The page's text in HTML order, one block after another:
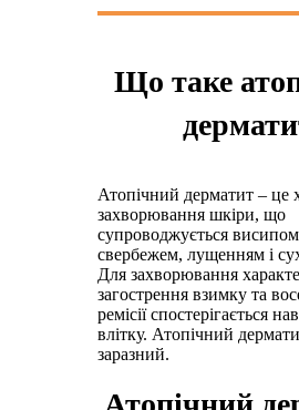
Що таке
Атопічний дерматит – це
захворювання шкіри, що
супроводжується
свербежем, лущенням і
Для захворювання
загострення взимку та
ремісії спостерігається
влітку. Атопічний
заразний.